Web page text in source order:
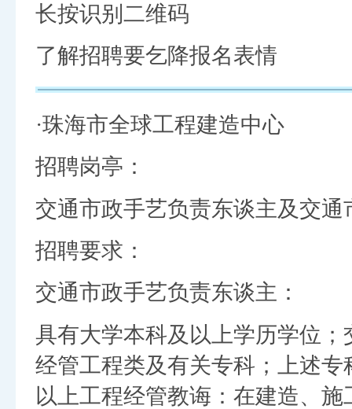
长按识别二维码
了解招聘要乞降报名表情
·珠海市全球工程建造中心
招聘岗亭：
交通市政手艺负责东谈主及交
招聘要求：
交通市政手艺负责东谈主：
具有大学本科及以上学历学位
经管工程类及有关专科；上述
以上工程经管教诲：在建造、